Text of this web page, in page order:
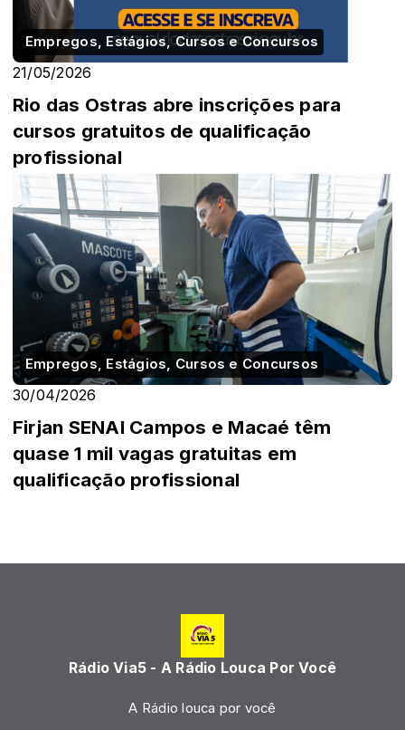
Empregos, Estágios, Cursos e Concursos
21/05/2026
Rio das Ostras abre inscrições para
cursos gratuitos de qualificação
profissional
Empregos, Estágios, Cursos e Concursos
30/04/2026
Firjan SENAI Campos e Macaé têm
quase 1 mil vagas gratuitas em
qualificação profissional
Rádio Via5 - A Rádio Louca Por Você
A Rádio louca por você